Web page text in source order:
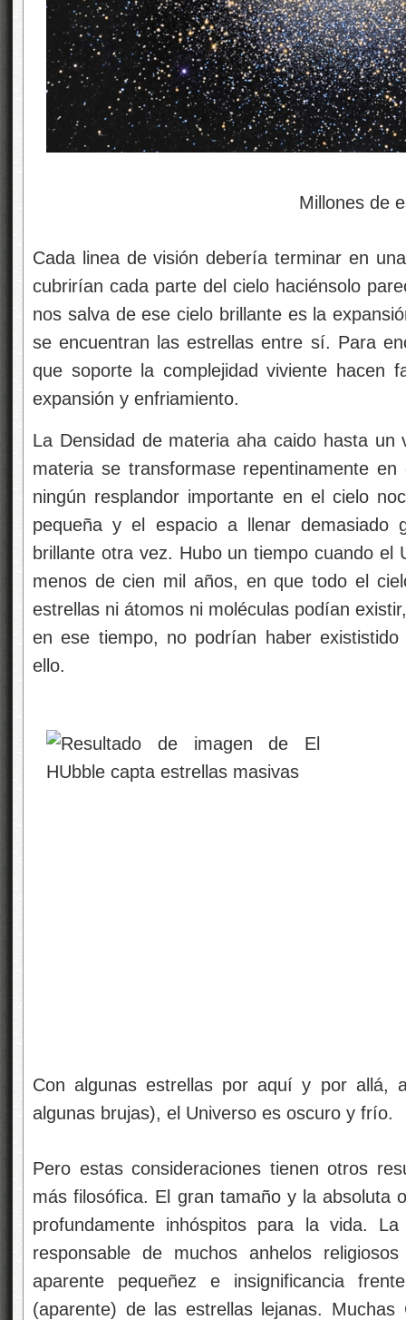
Millones de estrellas en
Cada linea de visión debería terminar en
cubrirían cada parte del cielo haciénsolo
nos salva de ese cielo brillante es la
se encuentran las estrellas entre sí. Para
que soporte la complejidad viviente hacen
expansión y enfriamiento.
La Densidad de materia aha caido hasta
materia se transformase repentinamente
ningún resplandor importante en el cielo
pequeña y el espacio a llenar demasiado
brillante otra vez. Hubo un tiempo cuando el
menos de cien mil años, en que todo el
estrellas ni átomos ni moléculas podían
en ese tiempo, no podrían haber
ello.
Con algunas estrellas por aquí y por allá,
algunas brujas), el Universo es oscuro y frío.
Pero estas consideraciones tienen otros
más filosófica. El gran tamaño y la absoluta
profundamente inhóspitos para la vida.
responsable de muchos anhelos
aparente pequeñez e insignificancia
(aparente) de las estrellas lejanas.